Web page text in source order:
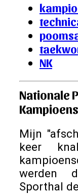
NK
Nationale
Mijn
keer
werden
Sporthal